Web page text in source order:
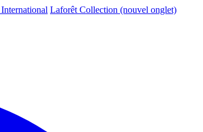
International Laforêt Collection (nouvel onglet)